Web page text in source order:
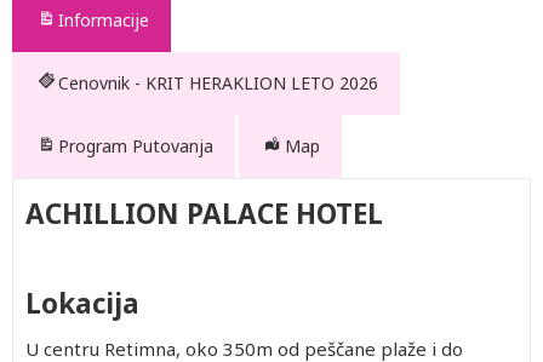
Informacije
Cenovnik - KRIT HERAKLION LETO 2026
Program Putovanja Map
ACHILLION PALACE HOTEL
Lokacija
U centru Retimna, oko 350m od peščane plaže i do